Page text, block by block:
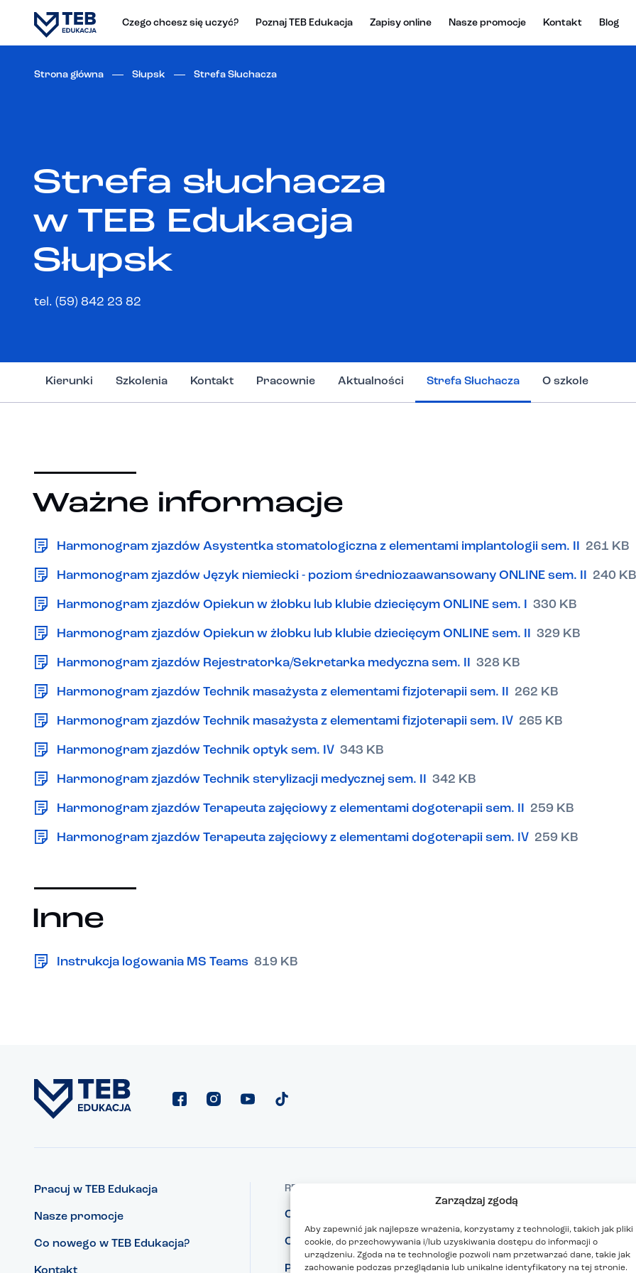
Zarządzaj zgodą
Aby zapewnić jak najlepsze wrażenia, korzystamy z technologii, takich jak pliki
cookie, do przechowywania i/lub uzyskiwania dostępu do informacji o
urządzeniu. Zgoda na te technologie pozwoli nam przetwarzać dane, takie jak
zachowanie podczas przeglądania lub unikalne identyfikatory na tej stronie.
Czego chcesz się uczyć? Poznaj TEB Edukacja Zapisy online Nasze promocje Kontakt Blog
Strona główna Słupsk Strefa Słuchacza
Strefa słuchacza
w TEB Edukacja
Słupsk
tel. (59) 842 23 82
Kierunki Szkolenia Kontakt Pracownie Aktualności Strefa Słuchacza O szkole
Ważne informacje
Harmonogram zjazdów Asystentka stomatologiczna z elementami implantologii sem. II 261 KB
Harmonogram zjazdów Język niemiecki - poziom średniozaawansowany ONLINE sem. II 240 KB
Harmonogram zjazdów Opiekun w żłobku lub klubie dziecięcym ONLINE sem. I 330 KB
Harmonogram zjazdów Opiekun w żłobku lub klubie dziecięcym ONLINE sem. II 329 KB
Harmonogram zjazdów Rejestratorka/Sekretarka medyczna sem. II 328 KB
Harmonogram zjazdów Technik masażysta z elementami fizjoterapii sem. II 262 KB
Harmonogram zjazdów Technik masażysta z elementami fizjoterapii sem. IV 265 KB
Harmonogram zjazdów Technik optyk sem. IV 343 KB
Harmonogram zjazdów Technik sterylizacji medycznej sem. II 342 KB
Harmonogram zjazdów Terapeuta zajęciowy z elementami dogoterapii sem. II 259 KB
Harmonogram zjazdów Terapeuta zajęciowy z elementami dogoterapii sem. IV 259 KB
Inne
Instrukcja logowania MS Teams 819 KB
Pracuj w TEB Edukacja
Nasze promocje
Co nowego w TEB Edukacja?
REGULAMINY I ZGODY
Ciasteczka
Ochrona danych osobowych
Podstawy prawne